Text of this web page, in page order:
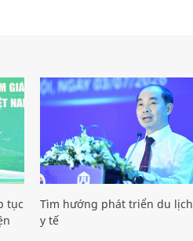
tục
Tìm hướng phát triển du lịch
y tế